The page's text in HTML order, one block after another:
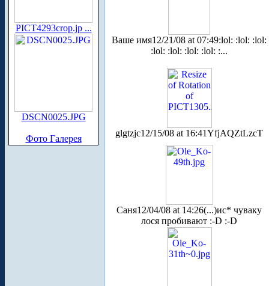
PICT4293crop.jp ...
DSCN0025.JPG
Фото Галерея
Ваше имя12/21/08 at 07:49:lol: :lol: :lol:
:lol: :lol: :lol: :lol: :...
glgtzjc12/15/08 at 16:41YfjAQZtLzcT
Саня12/04/08 at 14:26(...)ис* чуваку
лося пробивают :-D :-D